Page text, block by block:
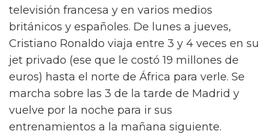
televisión francesa y en varios medios
británicos y españoles. De lunes a jueves,
Cristiano Ronaldo viaja entre 3 y 4 veces en su
jet privado (ese que le costó 19 millones de
euros) hasta el norte de África para verle. Se
marcha sobre las 3 de la tarde de Madrid y
vuelve por la noche para ir sus
entrenamientos a la mañana siguiente.